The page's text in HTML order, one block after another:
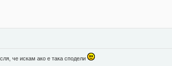
че искам ако е така сподели